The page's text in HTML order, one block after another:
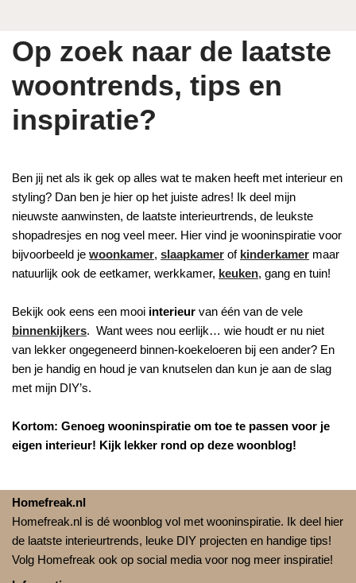
Op zoek naar de laatste
woontrends, tips en
inspiratie?
Ben jij net als ik gek op alles wat te maken heeft met interieur en
styling? Dan ben je hier op het juiste adres! Ik deel mijn
nieuwste aanwinsten, de laatste interieurtrends, de leukste
shopadresjes en nog veel meer. Hier vind je wooninspiratie voor
bijvoorbeeld je woonkamer, slaapkamer of kinderkamer maar
natuurlijk ook de eetkamer, werkkamer, keuken, gang en tuin!
Bekijk ook eens een mooi interieur van één van de vele
binnenkijkers. Want wees nou eerlijk… wie houdt er nu niet
van lekker ongegeneerd binnen-koekeloeren bij een ander? En
ben je handig en houd je van knutselen dan kun je aan de slag
met mijn DIY’s.
Kortom: Genoeg wooninspiratie om toe te passen voor je
eigen interieur! Kijk lekker rond op deze woonblog!
Homefreak.nl
Homefreak.nl is dé woonblog vol met wooninspiratie. Ik deel hier
de laatste interieurtrends, leuke DIY projecten en handige tips!
Volg Homefreak ook op social media voor nog meer inspiratie!